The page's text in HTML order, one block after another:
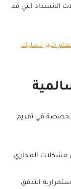
الانسداد التي قد
خبير تسليك
في تقديم
المجاري،
التدفق